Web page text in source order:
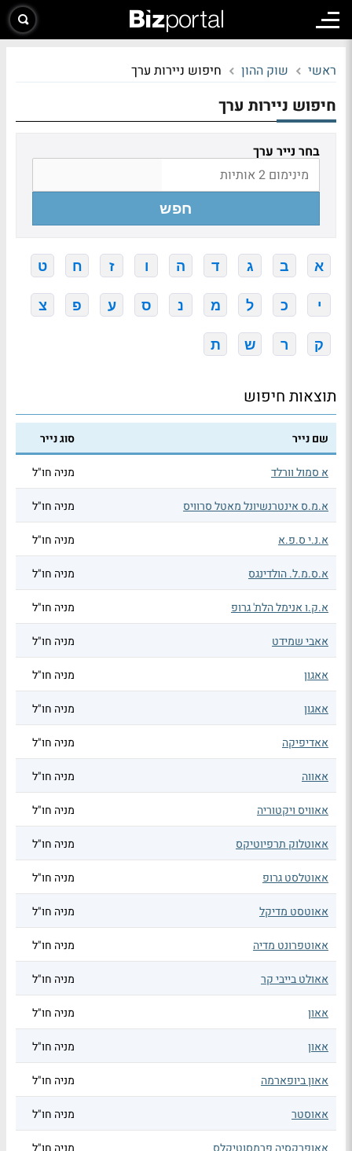
ראשי שוק ההון חיפוש ניירות ערך
חיפוש ניירות ערך
בחר נייר ערך
חפש
א ב ג ד ה ו ז ח ט
י כ ל מ נ ס ע פ צ
ק ר ש ת
תוצאות חיפוש
שם נייר סוג נייר
א סמול וורלד מניה חו"ל
א.מ.ס אינטרנשיונל מאטל סרוויס מניה חו"ל
א.נ.י ס.פ.א מניה חו"ל
א.ס.מ.ל. הולדינגס מניה חו"ל
א.ק.ו אנימל הלת' גרופ מניה חו"ל
אאבי שמידט מניה חו"ל
אאגון מניה חו"ל
אאגון מניה חו"ל
אאדיפיקה מניה חו"ל
אאווה מניה חו"ל
אאוויס ויקטוריה מניה חו"ל
אאוטלוק תרפיוטיקס מניה חו"ל
אאוטלסט גרופ מניה חו"ל
אאוטסט מדיקל מניה חו"ל
אאוטפרונט מדיה מניה חו"ל
אאולט בייבי קר מניה חו"ל
אאון מניה חו"ל
אאון מניה חו"ל
אאון ביופארמה מניה חו"ל
אאוסטר מניה חו"ל